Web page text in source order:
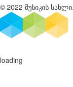
© 2022 მუსიკის
loading